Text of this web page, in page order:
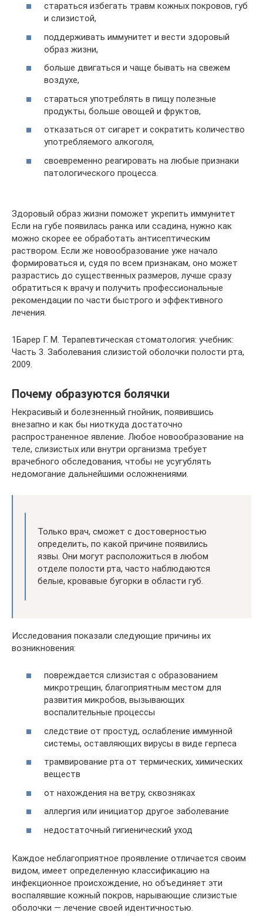
стараться избегать травм кожных покровов, губ
и слизистой,
поддерживать иммунитет и вести здоровый
образ жизни,
больше двигаться и чаще бывать на свежем
воздухе,
стараться употреблять в пищу полезные
продукты, больше овощей и фруктов,
отказаться от сигарет и сократить количество
употребляемого алкоголя,
своевременно реагировать на любые признаки
патологического процесса.
Здоровый образ жизни поможет укрепить иммунитет
Если на губе появилась ранка или ссадина, нужно как
можно скорее ее обработать антисептическим
раствором. Если же новообразование уже начало
формироваться и, судя по всем признакам, оно может
разрастись до существенных размеров, лучше сразу
обратиться к врачу и получить профессиональные
рекомендации по части быстрого и эффективного
лечения.
1Барер Г. М. Терапевтическая стоматология: учебник:
Часть 3. Заболевания слизистой оболочки полости рта,
2009.
Почему образуются болячки
Некрасивый и болезненный гнойник, появившись
внезапно и как бы ниоткуда достаточно
распространенное явление. Любое новообразование на
теле, слизистых или внутри организма требует
врачебного обследования, чтобы не усугублять
недомогание дальнейшими осложнениями.
Только врач, сможет с достоверностью
определить, по какой причине появились
язвы. Они могут расположиться в любом
отделе полости рта, часто наблюдаются
белые, кровавые бугорки в области губ.
Исследования показали следующие причины их
возникновения:
повреждается слизистая с образованием
микротрещин, благоприятным местом для
развития микробов, вызывающих
воспалительные процессы
следствие от простуд, ослабление иммунной
системы, оставляющих вирусы в виде герпеса
трамвирование рта от термических, химических
веществ
от нахождения на ветру, сквозняках
аллергия или инициатор другое заболевание
недостаточный гигиенический уход
Каждое неблагоприятное проявление отличается своим
видом, имеет определенную классификацию на
инфекционное происхождение, но объединяет эти
воспалявшие кожный покров, нарывающие слизистые
оболочки — лечение своей идентичностью.